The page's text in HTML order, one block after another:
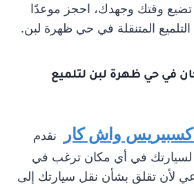
تضيع وقتك وجهدك، احجز موعدًا
المتنقلة في حي ظهرة لبن.
في حي ظهرة لبن لتلميع
واش كار
نقدم
لسيارتك في أي مكان ترغب في
لأن تقلق بشأن نقل سيارتك إلى